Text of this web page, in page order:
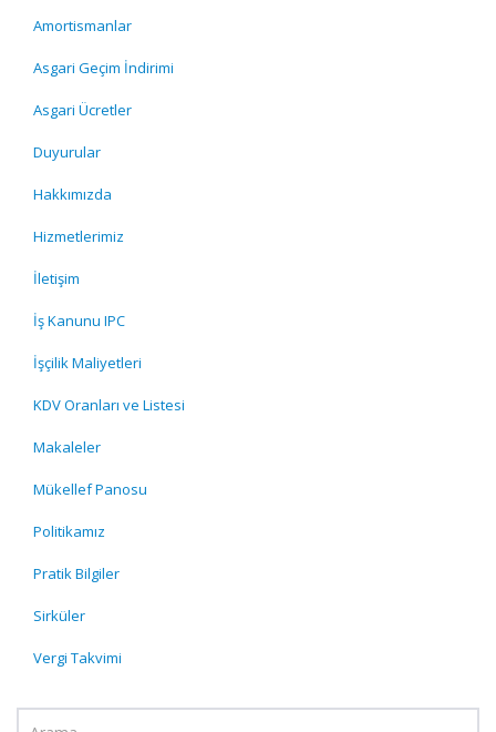
Amortismanlar
Asgari Geçim İndirimi
Asgari Ücretler
Duyurular
Hakkımızda
Hizmetlerimiz
İletişim
İş Kanunu IPC
İşçilik Maliyetleri
KDV Oranları ve Listesi
Makaleler
Mükellef Panosu
Politikamız
Pratik Bilgiler
Sirküler
Vergi Takvimi